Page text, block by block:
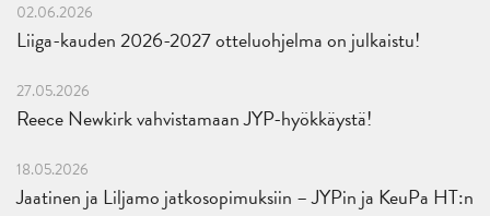
02.06.2026
Liiga-kauden 2026-2027 otteluohjelma on julkaistu!
27.05.2026
Reece Newkirk vahvistamaan JYP-hyökkäystä!
18.05.2026
Jaatinen ja Liljamo jatkosopimuksiin – JYPin ja KeuPa HT:n